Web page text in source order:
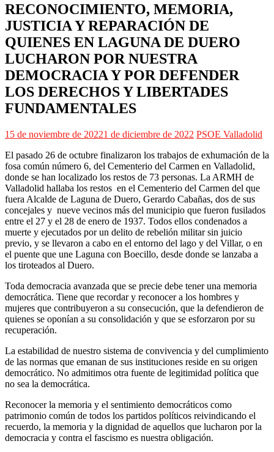
RECONOCIMIENTO, MEMORIA,
JUSTICIA Y REPARACIÓN DE
QUIENES EN LAGUNA DE DUERO
LUCHARON POR NUESTRA
DEMOCRACIA Y POR DEFENDER
LOS DERECHOS Y LIBERTADES
FUNDAMENTALES
15 de noviembre de 20221 de diciembre de 2022 PSOE Valladolid
El pasado 26 de octubre finalizaron los trabajos de exhumación de la
fosa común número 6, del Cementerio del Carmen en Valladolid,
donde se han localizado los restos de 73 personas. La ARMH de
Valladolid hallaba los restos en el Cementerio del Carmen del que
fuera Alcalde de Laguna de Duero, Gerardo Cabañas, dos de sus
concejales y nueve vecinos más del municipio que fueron fusilados
entre el 27 y el 28 de enero de 1937. Todos ellos condenados a
muerte y ejecutados por un delito de rebelión militar sin juicio
previo, y se llevaron a cabo en el entorno del lago y del Villar, o en
el puente que une Laguna con Boecillo, desde donde se lanzaba a
los tiroteados al Duero.
Toda democracia avanzada que se precie debe tener una memoria
democrática. Tiene que recordar y reconocer a los hombres y
mujeres que contribuyeron a su consecución, que la defendieron de
quienes se oponían a su consolidación y que se esforzaron por su
recuperación.
La estabilidad de nuestro sistema de convivencia y del cumplimiento
de las normas que emanan de sus instituciones reside en su origen
democrático. No admitimos otra fuente de legitimidad política que
no sea la democrática.
Reconocer la memoria y el sentimiento democráticos como
patrimonio común de todos los partidos políticos reivindicando el
recuerdo, la memoria y la dignidad de aquellos que lucharon por la
democracia y contra el fascismo es nuestra obligación.